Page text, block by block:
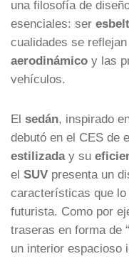
una filosofía de
esenciales: ser
cualidades se
aerodinámico y las
vehículos.
El sedán, inspirado
debutó en el CES de
estilizaday su
el SUV presenta un
características que lo
futurista. Como por
traseras en forma de
un interior espacioso